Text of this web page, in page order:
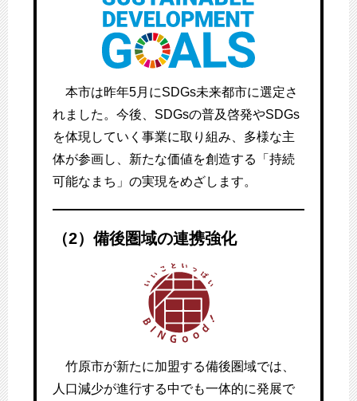
本市は昨年5月にSDGs未来都市に選定さ
れました。今後、SDGsの普及啓発やSDGs
を体現していく事業に取り組み、多様な主
体が参画し、新たな価値を創造する「持続
可能なまち」の実現をめざします。
（2）備後圏域の連携強化
竹原市が新たに加盟する備後圏域では、
人口減少が進行する中でも一体的に発展で